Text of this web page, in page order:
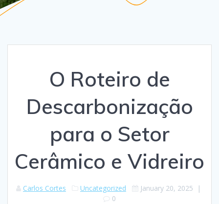
O Roteiro de
Descarbonização
para o Setor
Cerâmico e Vidreiro
Carlos Cortes Uncategorized January 20, 2025 |
0